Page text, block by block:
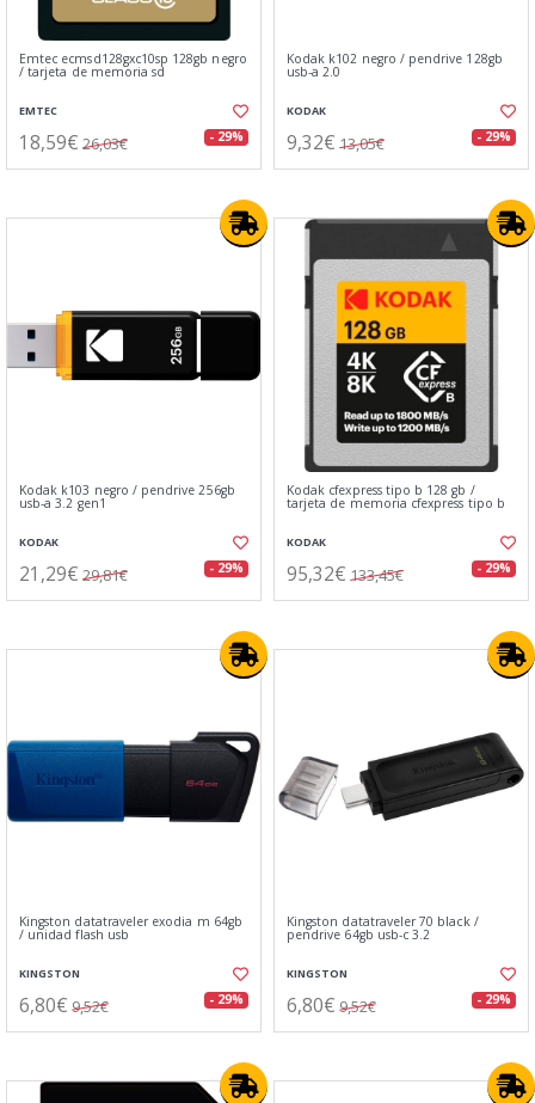
Emtec ecmsd128gxc10sp 128gb negro
/ tarjeta de memoria sd
EMTEC
18,59€ 26,03€ - 29%
Kodak k102 negro / pendrive 128gb
usb-a 2.0
KODAK
9,32€ 13,05€ - 29%
Kodak k103 negro / pendrive 256gb
usb-a 3.2 gen1
KODAK
21,29€ 29,81€ - 29%
Kodak cfexpress tipo b 128 gb /
tarjeta de memoria cfexpress tipo b
KODAK
95,32€ 133,45€ - 29%
Kingston datatraveler exodia m 64gb
/ unidad flash usb
KINGSTON
6,80€ 9,52€ - 29%
Kingston datatraveler 70 black /
pendrive 64gb usb-c 3.2
KINGSTON
6,80€ 9,52€ - 29%